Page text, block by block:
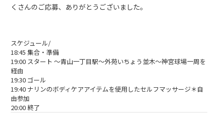
くさんのご応募、ありがとうございました。
スケジュール/
18:45 集合・準備
19:00 スタート ～青山一丁目駅～外苑いちょう並木～神宮球場一周を
経由
19:30 ゴール
19:40 ナリンのボディケアアイテムを使用したセルフマッサージ＊自
由参加
20:00 終了